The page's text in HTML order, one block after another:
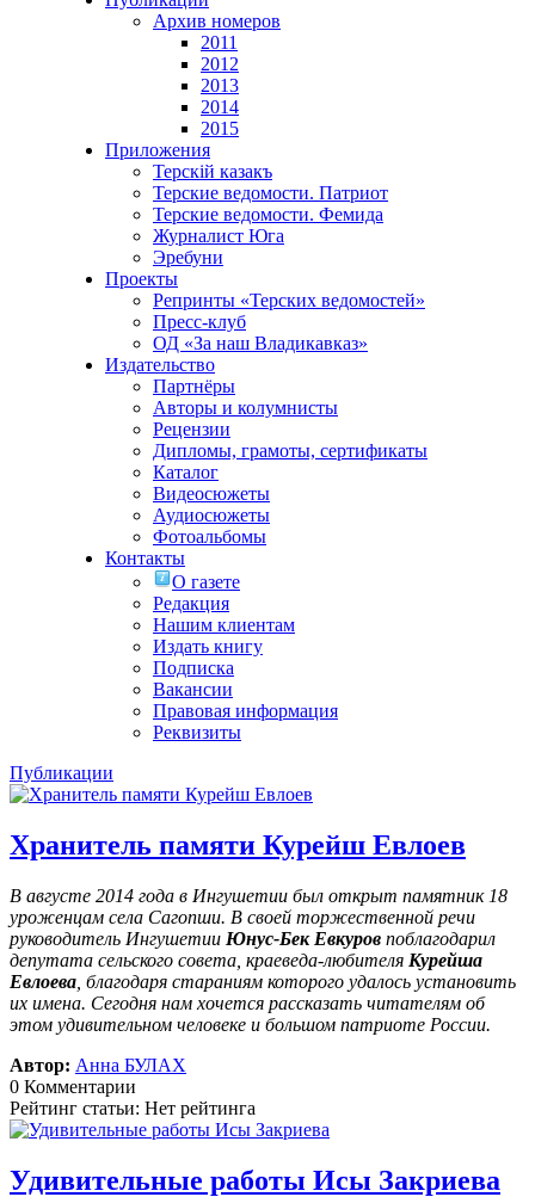
Архив номеров
2011
2012
2013
2014
2015
Приложения
Терскiй казакъ
Терские ведомости. Патриот
Терские ведомости. Фемида
Журналист Юга
Эребуни
Проекты
Репринты «Терских ведомостей»
Пресс-клуб
ОД «За наш Владикавказ»
Издательство
Партнёры
Авторы и колумнисты
Рецензии
Дипломы, грамоты, сертификаты
Каталог
Видеосюжеты
Аудиосюжеты
Фотоальбомы
Контакты
О газете
Редакция
Нашим клиентам
Издать книгу
Подписка
Вакансии
Правовая информация
Реквизиты
Публикации
Хранитель памяти Курейш Евлоев
В августе 2014 года в Ингушетии был открыт памятник 18
уроженцам села Сагопши. В своей торжественной речи
руководитель Ингушетии Юнус-Бек Евкуров поблагодарил
депутата сельского совета, краеведа-любителя Курейша
Евлоева , благодаря стараниям которого удалось установить
их имена. Сегодня нам хочется рассказать читателям об
этом удивительном человеке и большом патриоте России.
Автор: Анна БУЛАХ
0 Комментарии
Рейтинг статьи: Нет рейтинга
Удивительные работы Исы Закриева